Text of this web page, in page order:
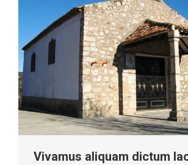
Vivamus aliquam dictum